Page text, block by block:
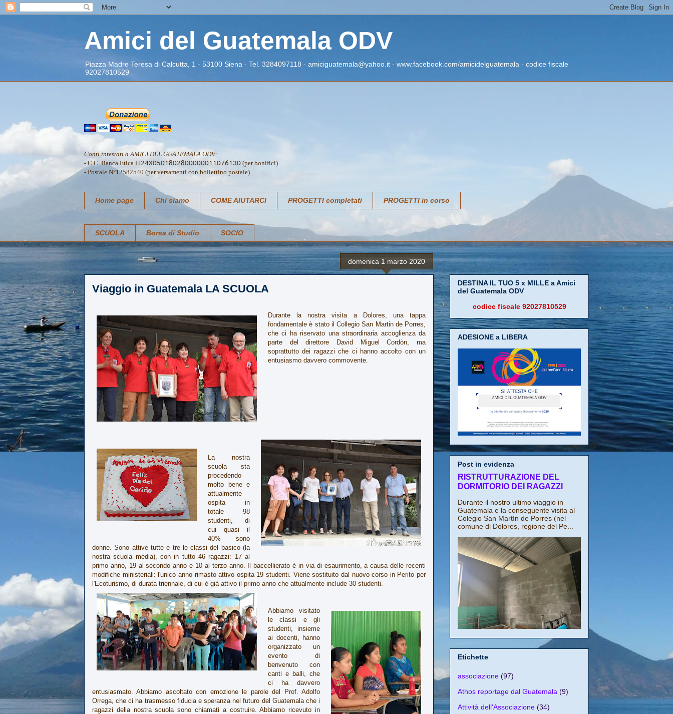
Amici del Guatemala ODV
Piazza Madre Teresa di Calcutta, 1 - 53100 Siena - Tel. 3284097118 - amiciguatemala@yahoo.it - www.facebook.com/amicidelguatemala - codice fiscale
92027810529
Conti intestati a AMICI DEL GUATEMALA ODV:
- C.C. Banca Etica IT24X0501802800000011076130 (per bonifici)
- Postale N°12582540 (per versamenti con bollettino postale)
Home page Chi siamo COME AIUTARCI PROGETTI completati PROGETTI in corso
SCUOLA Borsa di Studio SOCIO
domenica 1 marzo 2020
Viaggio in Guatemala LA SCUOLA
Durante la nostra visita a Dolores, una tappa
fondamentale è stato il Collegio San Martin de Porres,
che ci ha riservato una straordinaria accoglienza da
parte del direttore David Miguel Cordòn, ma
soprattutto dei ragazzi che ci hanno accolto con un
entusiasmo davvero commovente.
La nostra
scuola sta
procedendo
molto bene e
attualmente
ospita in
totale 98
studenti, di
cui quasi il
40% sono
donne. Sono attive tutte e tre le classi del basico (la
nostra scuola media), con in tutto 46 ragazzi: 17 al
primo anno, 19 al secondo anno e 10 al terzo anno. Il baccellierato è in via di esaurimento, a causa delle recenti
modifiche ministeriali: l'unico anno rimasto attivo ospita 19 studenti. Viene sostituito dal nuovo corso in Perito per
l'Ecoturismo, di durata triennale, di cui è già attivo il primo anno che attualmente include 30 studenti.
Abbiamo visitato
le classi e gli
studenti, insieme
ai docenti, hanno
organizzato un
evento di
benvenuto con
canti e balli, che
ci ha davvero
entusiasmato. Abbiamo ascoltato con emozione le parole del Prof. Adolfo
Orrega, che ci ha trasmesso fiducia e speranza nel futuro del Guatemala che i
ragazzi della nostra scuola sono chiamati a costruire. Abbiamo ricevuto in
DESTINA IL TUO 5 x MILLE a Amici
del Guatemala ODV
codice fiscale 92027810529
ADESIONE a LIBERA
Post in evidenza
RISTRUTTURAZIONE DEL
DORMITORIO DEI RAGAZZI
Durante il nostro ultimo viaggio in
Guatemala e la conseguente visita al
Colegio San Martín de Porres (nel
comune di Dolores, regione del Pe...
Etichette
associazione (97)
Athos reportage dal Guatemala (9)
Attività dell'Associazione (34)